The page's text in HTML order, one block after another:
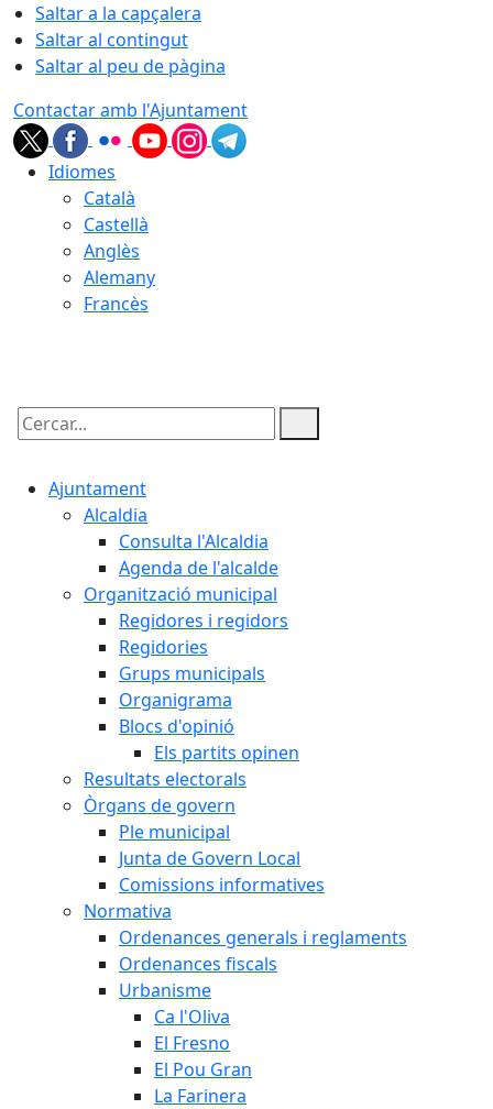
Saltar a la capçalera
Saltar al contingut
Saltar al peu de pàgina
Contactar amb l'Ajuntament
Idiomes
Català
Castellà
Anglès
Alemany
Francès
Cercar:
Ajuntament
Alcaldia
Consulta l'Alcaldia
Agenda de l'alcalde
Organització municipal
Regidores i regidors
Regidories
Grups municipals
Organigrama
Blocs d'opinió
Els partits opinen
Resultats electorals
Òrgans de govern
Ple municipal
Junta de Govern Local
Comissions informatives
Normativa
Ordenances generals i reglaments
Ordenances fiscals
Urbanisme
Ca l'Oliva
El Fresno
El Pou Gran
La Farinera